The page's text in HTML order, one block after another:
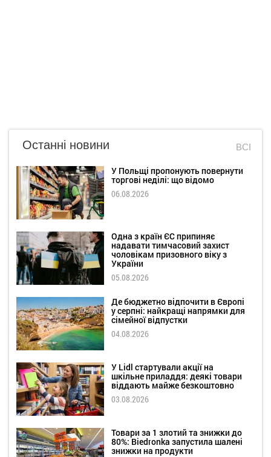
Останні новини ВСІ
У Польщі пропонують повернути
торгові неділі: що відомо
06.08.2026
Одна з країн ЄС припиняє
надавати тимчасовий захист
чоловікам призовного віку з
України
05.08.2026
Де бюджетно відпочити в Європі
у серпні: найкращі напрямки для
сімейної відпустки
04.08.2026
У Lidl стартували акції на
шкільне приладдя: деякі товари
віддають майже безкоштовно
03.08.2026
Товари за 1 злотий та знижки до
80%: Biedronka запустила шалені
знижки на продукти